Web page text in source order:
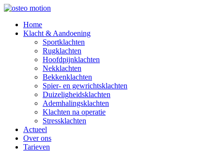
Home
Klacht & Aandoening
Sportklachten
Rugklachten
Hoofdpijnklachten
Nekklachten
Bekkenklachten
Spier- en gewrichtsklachten
Duizeligheidsklachten
Ademhalingsklachten
Klachten na operatie
Stressklachten
Actueel
Over ons
Tarieven